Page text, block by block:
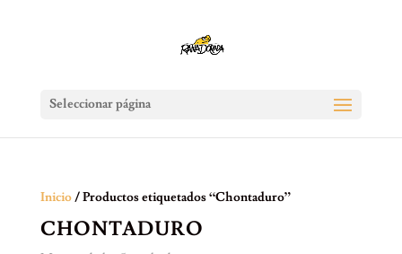
Seleccionar página
Inicio/ Productos etiquetados “Chontaduro”
CHONTADURO